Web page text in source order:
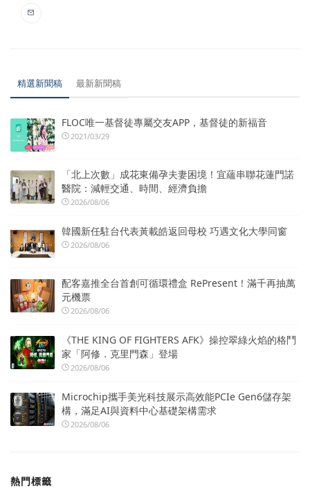
精選新聞稿 最新新聞稿
FLOC唯一基督徒專屬交友APP，基督徒的新福音
2021/03/29
「北上次數」成花東備孕夫妻困境！宜蘊串聯花蓮門諾
醫院：減輕交通、時間、經濟負擔
2026/08/06
韓國新任駐台代表黃載皓返回母校 巧遇文化大學同窗
2026/08/06
配客嘉推全台首創可循環禮盒 RePresent！滿千再抽萬
元機票
2026/08/06
《THE KING OF FIGHTERS AFK》操控翠綠火焰的格鬥
家「阿修．克里門森」登場
2026/08/06
Microchip攜手美光科技展示高效能PCIe Gen6儲存架
構，滿足AI與資料中心基礎架構需求
2026/08/06
熱門標籤